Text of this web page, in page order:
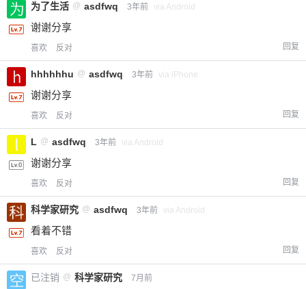
为了生活 @ asdfwq 3年前 via Android
谢谢分享
喜欢 反对 回复
hhhhhhu @ asdfwq 3年前 via iPhone
谢谢分享
喜欢 反对 回复
L @ asdfwq 3年前 via Android
谢谢分享
喜欢 反对 回复
科学家研究 @ asdfwq 3年前 via Android
看着不错
喜欢 反对 回复
已注销 @ 科学家研究 7月前